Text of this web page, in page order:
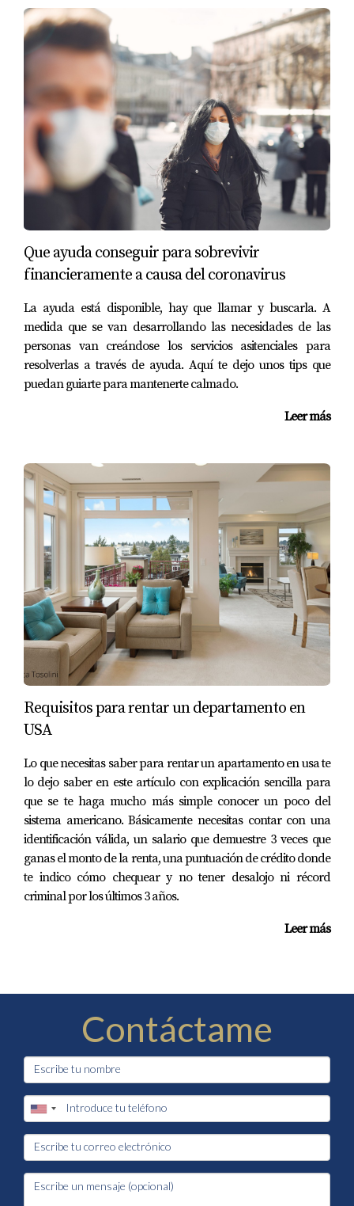
Tu propiedad envejece mejor y vale más.
5. Transparencia =
tranquilidad
Las empresas que cotizan deben publicar:
reportes financieros
movimientos internos
estados trimestrales
Cuando todo está a la vista, tu inversión está
protegida.
6. Es más fácil alquilar
marca fuerte
Los huéspedes, turistas o inquilinos prefieren:
edificios modernos
marcas conocidas
administraciones organizadas
calidad consistente
Esto se traduce directamente en:
✔ mayor ocupación
✔ menos vacancia
✔ flujo de caja más estable
Conclusión
Cuando inviertes desde otro país, quieres una inversión:
segura,
estable,
organizada,
predecible
✔ profesionalismo
✔ estabilidad
✔ revalorización
✔ transparencia
En pocas palabras:
una marca fuerte reduce tu riesgo y aumenta tu
tranquilidad.
Que ayuda conseguir para sobrevivir
financieramente a causa del coronavirus
La ayuda está disponible, hay que llamar y buscarla. A
medida que se van desarrollando las necesidades de las
personas van creándose los servicios asitenciales para
resolverlas a través de ayuda. Aquí te dejo unos tips que
puedan guiarte para mantenerte calmado.
Leer más
Requisitos para rentar un departamento en
USA
Lo que necesitas saber para rentar un apartamento en usa te
lo dejo saber en este artículo con explicación sencilla para
que se te haga mucho más simple conocer un poco del
sistema americano. Básicamente necesitas contar con una
identificación válida, un salario que demuestre 3 veces que
ganas el monto de la renta, una puntuación de crédito donde
te indico cómo chequear y no tener desalojo ni récord
criminal por los últimos 3 años.
Leer más
Contáctame